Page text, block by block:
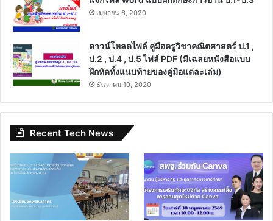
เมษายน 6, 2020
ดาวน์โหลดไฟล์ คู่มือครูวิชาคณิตศาสตร์ ป.1 ,
ป.2 , ป.4 , ป.5 ไฟล์ PDF (มีเฉลยหนังสือแบบ
ฝึกหัดทั้งแนบท้ายของคู่มือแต่ละเล่ม)
ธันวาคม 10, 2020
Recent Tech News